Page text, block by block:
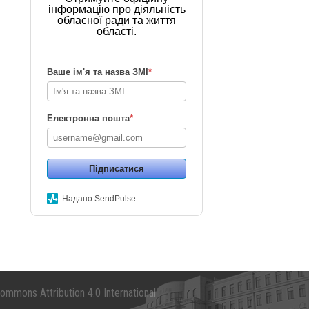
інформацію про діяльність
обласної ради та життя
області.
Ваше ім'я та назва ЗМІ*
Електронна пошта*
Підписатися
Надано SendPulse
Attribution 4.0 International